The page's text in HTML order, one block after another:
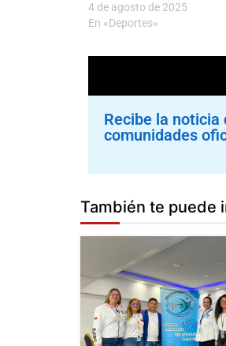
4 de agosto de 2025
En «Deportes»
Recibe la
comunidades
También te puede